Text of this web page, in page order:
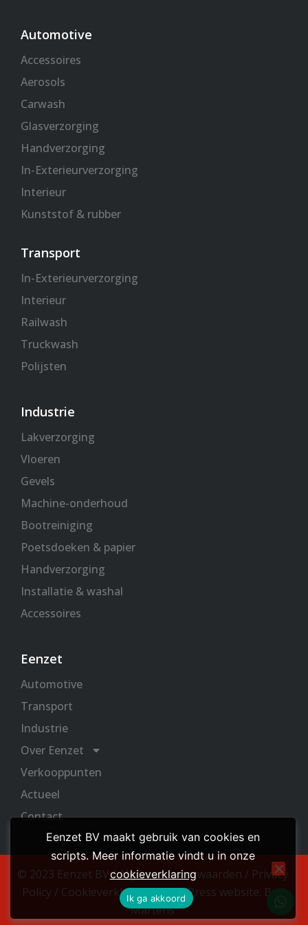
Automotive
Accessoires
Aerosols
Carwash
Glasverzorging
Handverzorging
In-Exterieurverzorging
Interieur
Kunststof & rubber
Transport
In-Exterieurverzorging
Interieur
Railwash
Truckwash
Polijsten
Industrie
Lakverzorging
Vloeren
Gevels
Machine-onderhoud
Bootreiniging
Poetsdoeken & papier
Handverzorging
Installatie & washal
Accessoires
Eenzet
Automotive
Transport
Industrie
Over Eenzet
Verkooppunten
Actueel
Contact
W
h
a
© 2023 Eenzet BV /Algemene voorwaarden / Privacy
Policy / Cookieverklaring/WordPress website: Bas
Martens
Eenzet BV maakt gebruik van cookies en
scripts. Meer informatie vindt u in onze
cookieverklaring
Ik ga akkoord